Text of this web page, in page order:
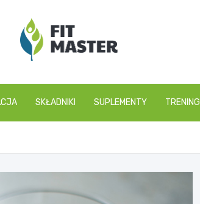
fitmaster.pl
SKŁADNIKI SUPLEMENTY TRENING